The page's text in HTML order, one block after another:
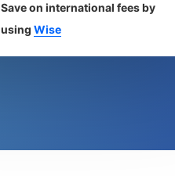
Save on international fees by
using Wise